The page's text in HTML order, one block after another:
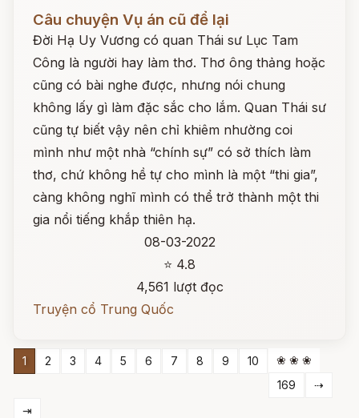
Câu chuyện Vụ án cũ để lại
Đời Hạ Uy Vương có quan Thái sư Lục Tam
Công là người hay làm thơ. Thơ ông thảng hoặc
cũng có bài nghe được, nhưng nói chung
không lấy gì làm đặc sắc cho lắm. Quan Thái sư
cũng tự biết vậy nên chỉ khiêm nhường coi
mình như một nhà “chính sự” có sở thích làm
thơ, chứ không hề tự cho mình là một “thi gia”,
càng không nghĩ mình có thể trở thành một thi
gia nổi tiếng khắp thiên hạ.
08-03-2022
⭐ 4.8
4,561 lượt đọc
Truyện cổ Trung Quốc
1 2 3 4 5 6 7 8 9 10
❀ ❀ ❀
169
⇢
⇥